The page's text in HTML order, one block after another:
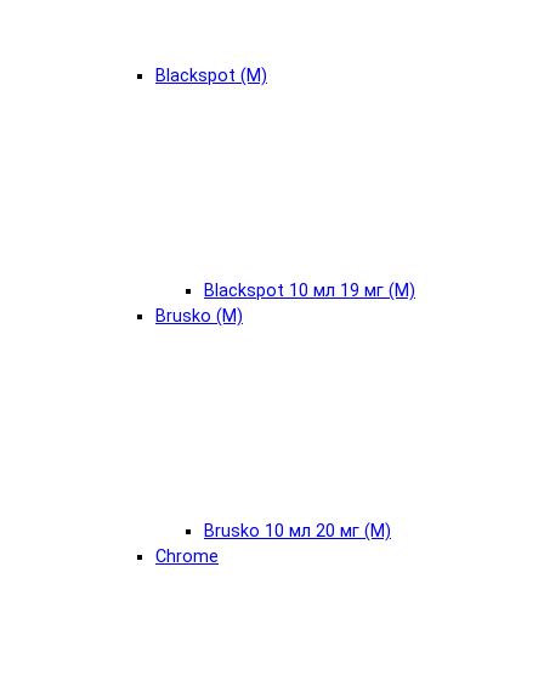
Blackspot (М)
Blackspot 10 мл 19 мг (М)
Brusko (М)
Brusko 10 мл 20 мг (М)
Chrome